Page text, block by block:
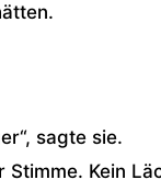
sagte sie.
Stimme. Kein